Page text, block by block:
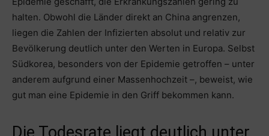
halten. Obwohl die Länder direkt an China angrenzen,
liegen die Zahlen der Infizierten absolut und relativ zur
Bevölkerung deutlich unter den Werten in Europa. Selbst
Südkorea, besonders von der Epidemie getroffen – unter
anderem aufgrund einer Massenhochzeit –, beweist, wie
gut man eine Epidemie in den Griff bekommen kann.